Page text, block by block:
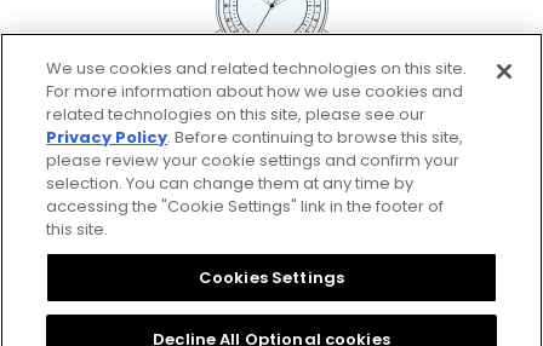
查看详情
Privacy Policy
Cookies Settings
We use cookies and related technologies on this site.
For more information about how we use cookies and
related technologies on this site, please see our
Privacy Policy. Before continuing to browse this site,
please review your cookie settings and confirm your
selection. You can change them at any time by
accessing the "Cookie Settings" link in the footer of
this site.
Cookies Settings
Decline All Optional cookies